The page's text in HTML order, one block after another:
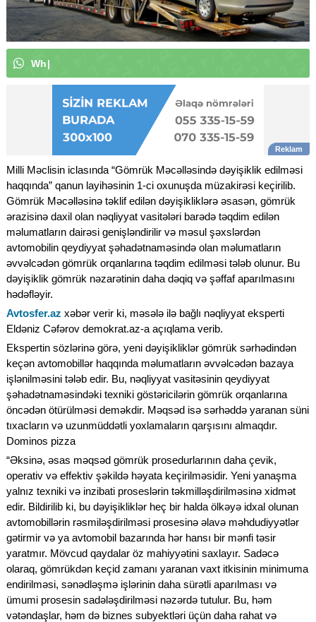
Wha
Milli Məclisin iclasında “Gömrük Məcəlləsində dəyişiklik edilməsi
haqqında” qanun layihəsinin 1-ci oxunuşda müzakirəsi keçirilib.
Gömrük Məcəlləsinə təklif edilən dəyişikliklərə əsasən, gömrük
ərazisinə daxil olan nəqliyyat vasitələri barədə təqdim edilən
məlumatların dairəsi genişləndirilir və məsul şəxslərdən
avtomobilin qeydiyyat şəhadətnaməsində olan məlumatların
əvvəlcədən gömrük orqanlarına təqdim edilməsi tələb olunur. Bu
dəyişiklik gömrük nəzarətinin daha dəqiq və şəffaf aparılmasını
hədəfləyir.
Avtosfer.az xəbər verir ki, məsələ ilə bağlı nəqliyyat eksperti
Eldəniz Cəfərov demokrat.az-a açıqlama verib.
Ekspertin sözlərinə görə, yeni dəyişikliklər gömrük sərhədindən
keçən avtomobillər haqqında məlumatların əvvəlcədən bazaya
işlənilməsini tələb edir. Bu, nəqliyyat vasitəsinin qeydiyyat
şəhadətnaməsindəki texniki göstəricilərin gömrük orqanlarına
öncədən ötürülməsi deməkdir. Məqsəd isə sərhəddə yaranan süni
tıxacların və uzunmüddətli yoxlamaların qarşısını almaqdır.
Dominos pizza
“Əksinə, əsas məqsəd gömrük prosedurlarının daha çevik,
operativ və effektiv şəkildə həyata keçirilməsidir. Yeni yanaşma
yalnız texniki və inzibati proseslərin təkmilləşdirilməsinə xidmət
edir. Bildirilib ki, bu dəyişikliklər heç bir halda ölkəyə idxal olunan
avtomobillərin rəsmiləşdirilməsi prosesinə əlavə məhdudiyyətlər
gətirmir və ya avtomobil bazarında hər hansı bir mənfi təsir
yaratmır. Mövcud qaydalar öz mahiyyətini saxlayır. Sadəcə
olaraq, gömrükdən keçid zamanı yaranan vaxt itkisinin minimuma
endirilməsi, sənədləşmə işlərinin daha sürətli aparılması və
ümumi prosesin sadələşdirilməsi nəzərdə tutulur. Bu, həm
vətəndaşlar, həm də biznes subyektləri üçün daha rahat və